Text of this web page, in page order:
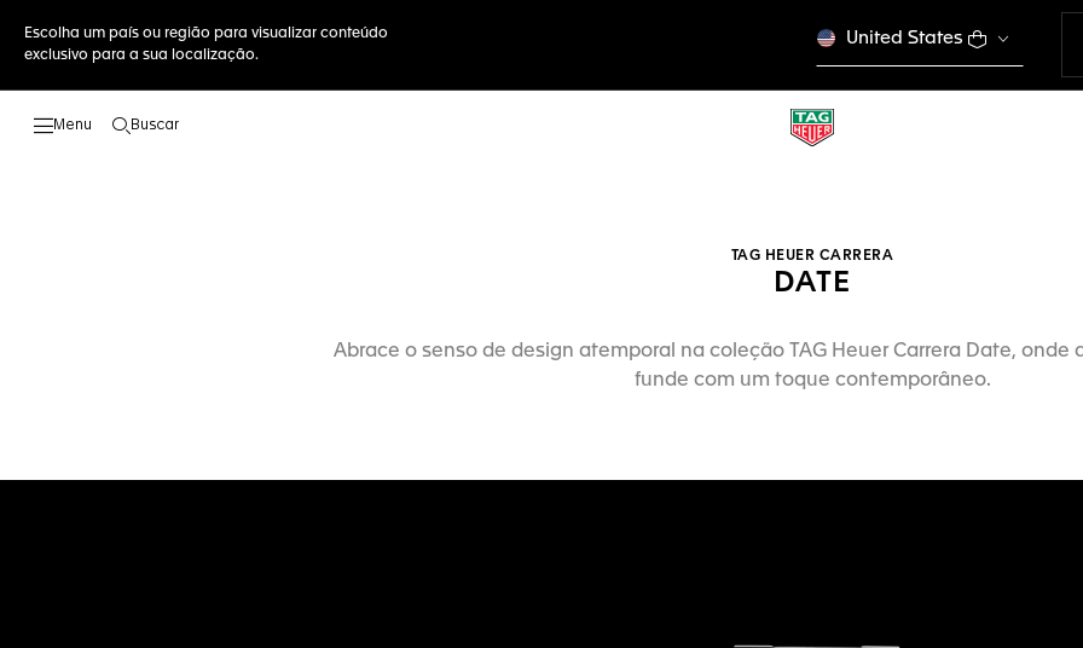
Escolha um país ou região para visualizar conteúdo
exclusivo para a sua localização.
United States
Buscar
TAG HEUER CARRERA
DATE
Abrace o senso de design atemporal na coleção TAG Heuer Carrera Date, onde
funde com um toque contemporâneo.